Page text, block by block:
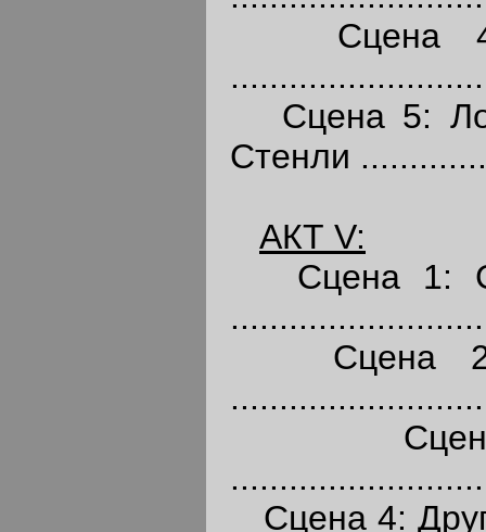
Сцена 4:
Сцена 5:
Стенли
АКТ V:
Сцена 1:
Сцена 2:
Сцена
Сцена 4: